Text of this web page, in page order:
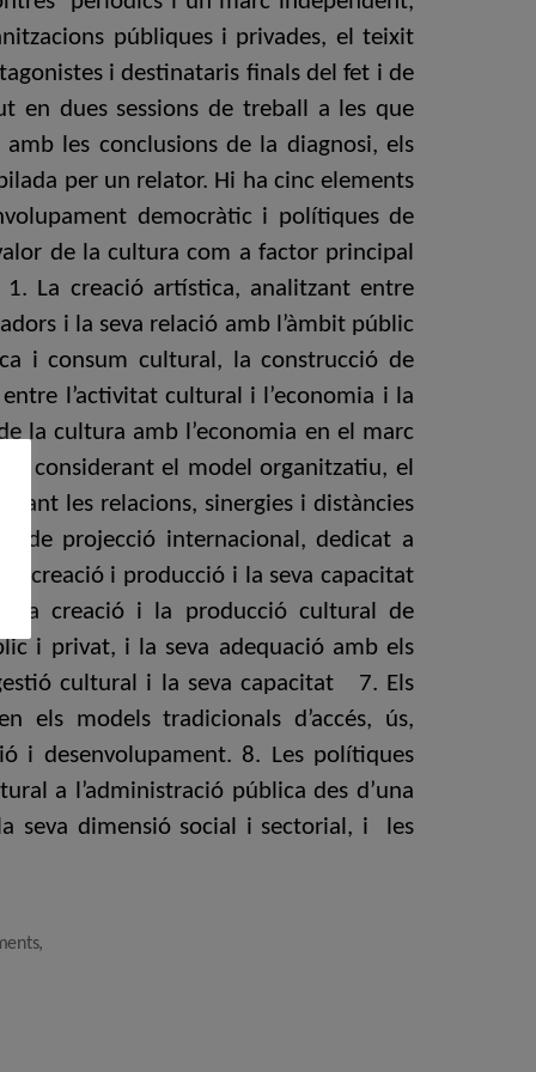
públiques i privades, el teixit
i destinataris finals del fet i de
en dues sessions de treball a les que
les conclusions de la diagnosi, els
per un relator. Hi ha cinc elements
democràtic i polítiques de
de la cultura com a factor principal
1. La creació artística, analitzant entre
i la seva relació amb l’àmbit públic
i consum cultural, la construcció de
l’activitat cultural i l’economia i la
la cultura amb l’economia en el marc
considerant el model organitzatiu, el
les relacions, sinergies i distàncies
de projecció internacional, dedicat a
creació i producció i la seva capacitat
la creació i la producció cultural de
i privat, i la seva adequació amb els
cultural i la seva capacitat 7. Els
els models tradicionals d’accés, ús,
i desenvolupament. 8. Les polítiques
a l’administració pública des d’una
seva dimensió social i sectorial, i les
,